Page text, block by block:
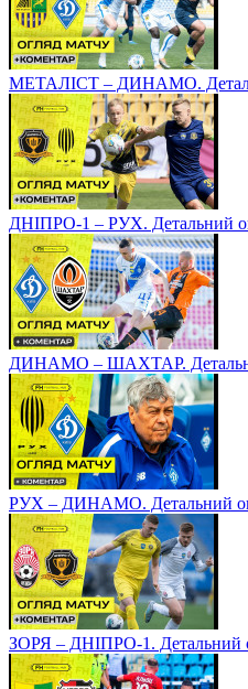
МЕТАЛІСТ – ДИНАМО.
ДНІПРО-1 – РУХ. Детальний
ДИНАМО – ШАХТАР.
РУХ – ДИНАМО. Детальний
ЗОРЯ – ДНІПРО-1. Детальний